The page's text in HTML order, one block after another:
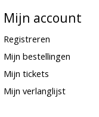
Mijn account
Registreren
Mijn bestellingen
Mijn tickets
Mijn verlanglijst